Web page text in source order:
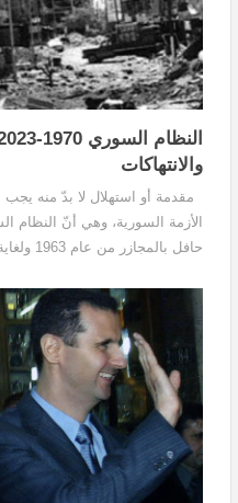
والانتهاكات
مقدمة أو استهلال لا بدّ منه
الأزمة السورية، وهي أنّ النظام
حافل